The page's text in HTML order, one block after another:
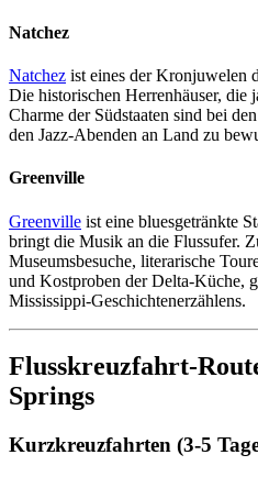
Natchez
Natchez ist eines der Kronjuwelen
Die historischen Herrenhäuser, die
Charme der Südstaaten sind bei
den Jazz-Abenden an Land zu
Greenville
Greenville ist eine bluesgetränkte
bringt die Musik an die Flussufer.
Museumsbesuche, literarische
und Kostproben der Delta-Küche,
Mississippi-Geschichtenerzählens.
Flusskreuzfahrt-
Springs
Kurzkreuzfahrten (3-5